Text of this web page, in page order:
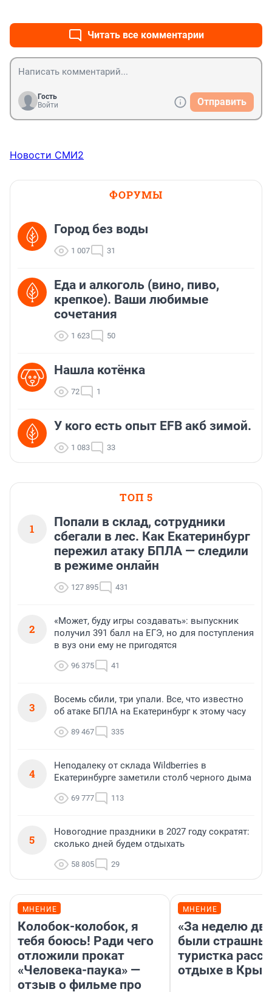
сносить за оставшуюся жизнь, о новых нет
надобности думать совсем! Молочное подорожало
сильно?! да ну? вот беру молоко- стоило 59р, теперь
66р -ааааа, я раззоряюсь!!! что за заказухи тут
Читать все комментарии
Гость
Войти
Отправить
Новости СМИ2
ФОРУМЫ
Город без воды
1 007 31
Еда и алкоголь (вино, пиво,
крепкое). Ваши любимые
сочетания
1 623 50
Нашла котёнка
72 1
У кого есть опыт EFB акб зимой.
1 083 33
ТОП 5
1
Попали в склад, сотрудники
сбегали в лес. Как Екатеринбург
пережил атаку БПЛА — следили
в режиме онлайн
127 895 431
2
«Может, буду игры создавать»: выпускник
получил 391 балл на ЕГЭ, но для поступления
в вуз они ему не пригодятся
96 375 41
3
Восемь сбили, три упали. Все, что известно
об атаке БПЛА на Екатеринбург к этому часу
89 467 335
4
Неподалеку от склада Wildberries в
Екатеринбурге заметили столб черного дыма
69 777 113
5
Новогодние праздники в 2027 году сократят:
сколько дней будем отдыхать
58 805 29
МНЕНИЕ
Колобок-колобок, я
тебя боюсь! Ради чего
отложили прокат
«Человека-паука» —
отзыв о фильме про
МНЕНИЕ
«За неделю
были
туристка
отдыхе в